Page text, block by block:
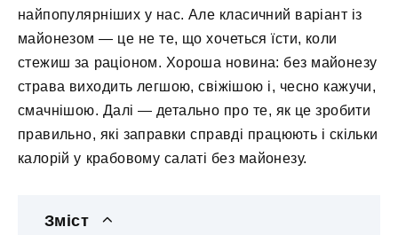
найпопулярніших у нас. Але класичний варіант із
майонезом — це не те, що хочеться їсти, коли
стежиш за раціоном. Хороша новина: без майонезу
страва виходить легшою, свіжішою і, чесно кажучи,
смачнішою. Далі — детально про те, як це зробити
правильно, які заправки справді працюють і скільки
калорій у крабовому салаті без майонезу.
Зміст